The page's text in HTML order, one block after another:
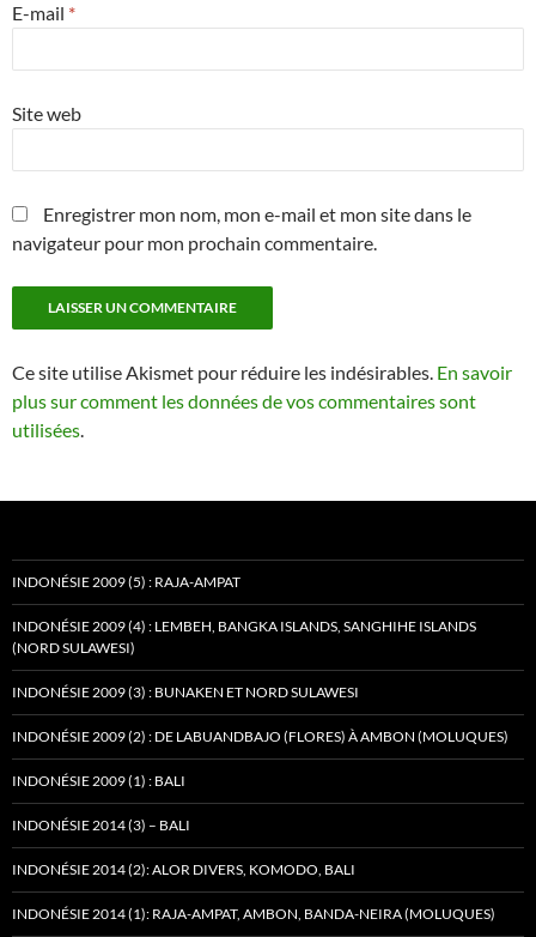
E-mail *
Site web
Enregistrer mon nom, mon e-mail et mon site dans le
navigateur pour mon prochain commentaire.
Ce site utilise Akismet pour réduire les indésirables. En savoir
plus sur comment les données de vos commentaires sont
utilisées.
INDONÉSIE 2009 (5) : RAJA-AMPAT
INDONÉSIE 2009 (4) : LEMBEH, BANGKA ISLANDS, SANGHIHE ISLANDS
(NORD SULAWESI)
INDONÉSIE 2009 (3) : BUNAKEN ET NORD SULAWESI
INDONÉSIE 2009 (2) : DE LABUANDBAJO (FLORES) À AMBON (MOLUQUES)
INDONÉSIE 2009 (1) : BALI
INDONÉSIE 2014 (3) – BALI
INDONÉSIE 2014 (2): ALOR DIVERS, KOMODO, BALI
INDONÉSIE 2014 (1): RAJA-AMPAT, AMBON, BANDA-NEIRA (MOLUQUES)